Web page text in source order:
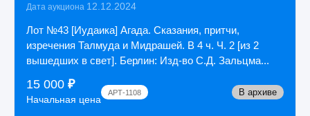
Дата аукциона 12.12.2024
Лот №43 [Иудаика] Агада. Сказания, притчи,
изречения Талмуда и Мидрашей. В 4 ч. Ч. 2 [из 2
вышедших в свет]. Берлин: Изд-во С.Д. Зальцма...
15 000 ₽
Начальная цена
АРТ-1108 В архиве